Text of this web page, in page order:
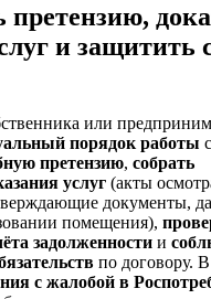
претензию,
и защитить
или
порядок работы
претензию, собрать
услуг (акты
документы,
помещения),
задолженности и
по договору.
с жалобой в